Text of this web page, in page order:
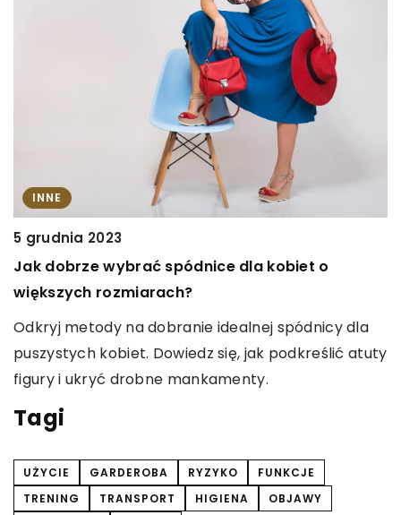
INNE
5 grudnia 2023
Jak dobrze wybrać spódnice dla kobiet o
większych rozmiarach?
Odkryj metody na dobranie idealnej spódnicy dla
puszystych kobiet. Dowiedz się, jak podkreślić atuty
figury i ukryć drobne mankamenty.
Tagi
UŻYCIE GARDEROBA RYZYKO
FUNKCJE
TRENING
TRANSPORT HIGIENA
OBJAWY